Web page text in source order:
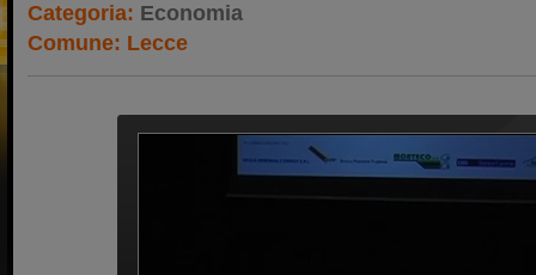
Categoria: Economia
Comune: Lecce